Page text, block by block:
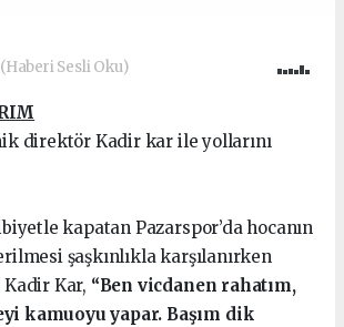
(Haberi Sesli Oku)
direktör Kadir kar ile yollarını
kapatan Pazarspor’da hocanın
şaşkınlıkla karşılanırken
Kar, “Ben vicdanen rahatım,
kamuoyu yapar. Başım dik